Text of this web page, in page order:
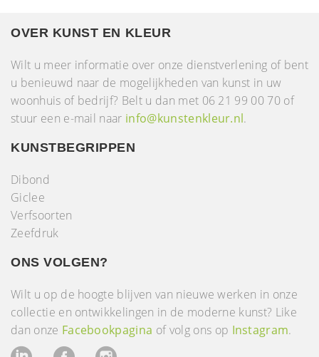
OVER KUNST EN KLEUR
Wilt u meer informatie over onze dienstverlening of bent
u benieuwd naar de mogelijkheden van kunst in uw
woonhuis of bedrijf? Belt u dan met 06 21 99 00 70 of
stuur een e-mail naar info@kunstenkleur.nl.
KUNSTBEGRIPPEN
Dibond
Giclee
Verfsoorten
Zeefdruk
ONS VOLGEN?
Wilt u op de hoogte blijven van nieuwe werken in onze
collectie en ontwikkelingen in de moderne kunst? Like
dan onze Facebookpagina of volg ons op Instagram.